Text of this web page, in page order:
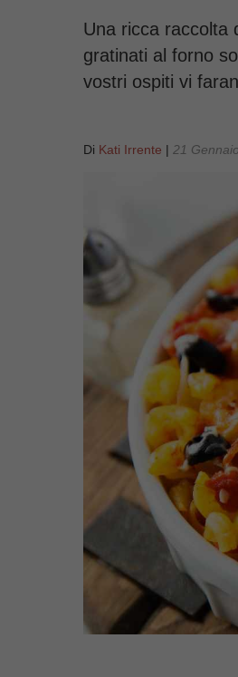
Una ricca raccolta
gratinati al forno
vostri ospiti vi
Di Kati Irrente | 21